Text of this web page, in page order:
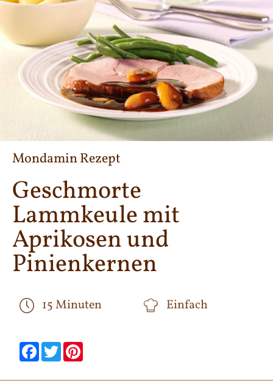
Mondamin Rezept
Geschmorte
Lammkeule mit
Aprikosen und
Pinienkernen
15 Minuten Einfach
null
Facebook
null null
Twitter
null null
null